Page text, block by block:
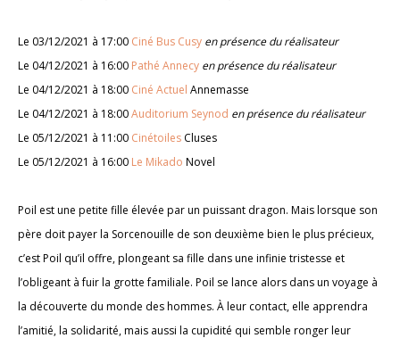
Le 03/12/2021 à 17:00 Ciné Bus Cusy en présence du réalisateur
Le 04/12/2021 à 16:00 Pathé Annecy en présence du réalisateur
Le 04/12/2021 à 18:00 Ciné Actuel Annemasse
Le 04/12/2021 à 18:00Auditorium Seynod en présence du réalisateur
Le 05/12/2021 à 11:00 Cinétoiles Cluses
Le 05/12/2021 à 16:00 Le Mikado Novel
Poil est une petite fille élevée par un puissant dragon. Mais lorsque son
père doit payer la Sorcenouille de son deuxième bien le plus précieux,
c’est Poil qu’il offre, plongeant sa fille dans une infinie tristesse et
l’obligeant à fuir la grotte familiale. Poil se lance alors dans un voyage à
la découverte du monde des hommes. À leur contact, elle apprendra
l’amitié, la solidarité, mais aussi la cupidité qui semble ronger leur